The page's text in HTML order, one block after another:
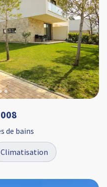
de bains
Climatisation